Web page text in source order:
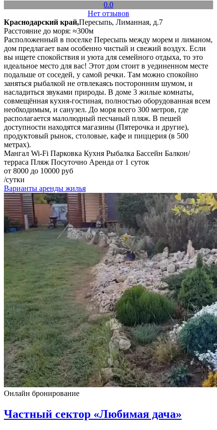
0.0
Нет отзывов
Краснодарский край,Пересыпь, Лиманная, д.7
Расстояние до моря: ≈300м
Расположенный в поселке Пересыпь между морем и лиманом,
дом предлагает вам особенно чистый и свежий воздух. Если
вы ищете спокойствия и уюта для семейного отдыха, то это
идеальное место для вас! Этот дом стоит в уединенном месте
подальше от соседей, у самой речки. Там можно спокойно
заняться рыбалкой не отвлекаясь посторонним шумом, и
насладиться звуками природы. В доме 3 жилые комнаты,
совмещённая кухня-гостиная, полностью оборудованная всем
необходимым, и санузел. До моря всего 300 метров, где
располагается малолюдный песчаный пляж. В пешей
доступности находятся магазины (Пятерочка и другие),
продуктовый рынок, столовые, кафе и пиццерия (в 500
метрах).
Мангал Wi-Fi Парковка Кухня Рыбалка Бассейн Балкон/
терраса Пляж Посуточно Аренда от 1 суток
от 8000 до 10000 руб
/сутки
Варианты аренды жилья
Онлайн бронирование
Частный сектор «Любимая дача»